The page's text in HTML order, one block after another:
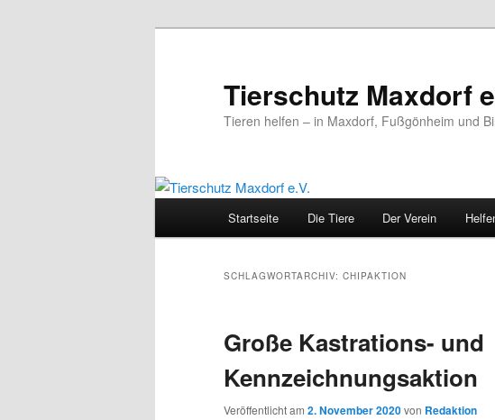
Tierschutz Maxdorf
Tieren helfen – in Maxdorf, Fußgönheim und
Startseite Die Tiere Der Verein
SCHLAGWORTARCHIV: CHIPAKTION
Große Kastrations- und
Kennzeichnungsaktion
Veröffentlicht am 2. November 2020von Redaktion